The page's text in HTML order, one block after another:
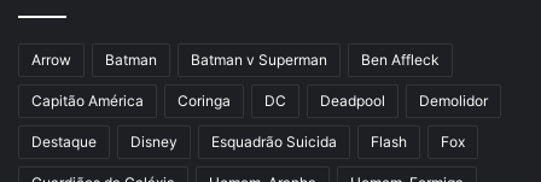
n
Arrow Batman Batman v Superman Ben Affleck
Capitão América Coringa DC Deadpool Demolidor
Destaque Disney Esquadrão Suicida Flash Fox